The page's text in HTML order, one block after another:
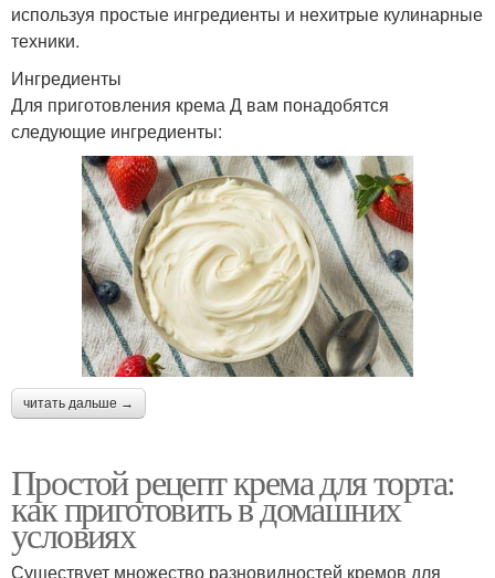
используя простые ингредиенты и нехитрые кулинарные
техники.
Ингредиенты
Для приготовления крема Д вам понадобятся
следующие ингредиенты:
читать дальше →
Простой рецепт крема для торта:
как приготовить в домашних
условиях
Существует множество разновидностей кремов для